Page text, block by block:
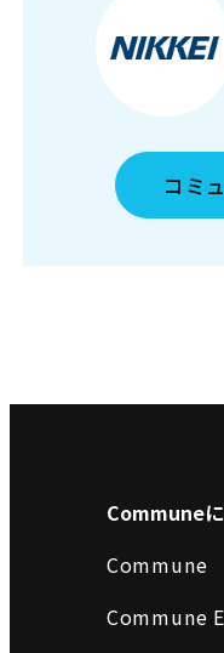
コミ
Commune
Commune
Commune